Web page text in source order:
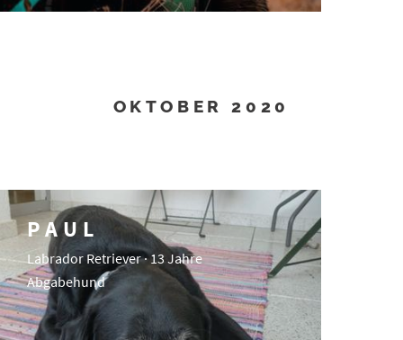
OKTOBER 2020
PAUL
Labrador Retriever · 13 Jahre
Abgabehund